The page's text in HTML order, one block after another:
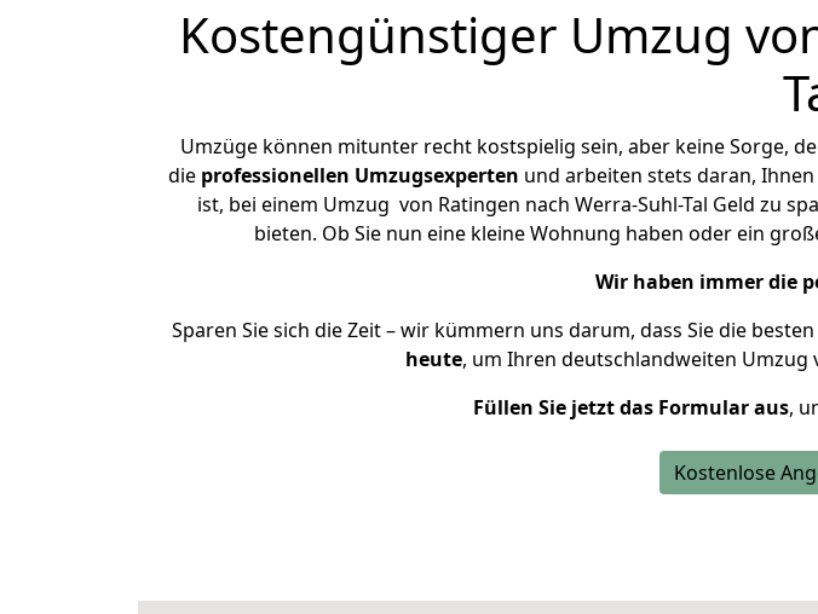
Kostengünstiger Umzug
Umzüge können mitunter recht kostspielig sein, aber keine Sorge,
die professionellen Umzugsexperten und arbeiten stets daran, Ihnen
ist, bei einem Umzug von Ratingen nach Werra-Suhl-Tal Geld zu
bieten. Ob Sie nun eine kleine Wohnung haben oder ein
Wir haben immer die
Sparen Sie sich die Zeit – wir kümmern uns darum, dass Sie die
heute, um Ihren deutschlandweiten Umzug
Füllen Sie jetzt das Formular aus,
Kostenlose